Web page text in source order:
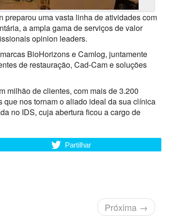
preparou uma vasta linha de atividades com
a ampla gama de serviços de valor
opinion leaders.
BioHorizons e Camlog, juntamente
de restauração, Cad-Cam e soluções
milhão de clientes, com mais de 3.200
nos tornam o aliado ideal da sua clínica
no IDS, cuja abertura ficou a cargo de
Partilhar
Próxima →